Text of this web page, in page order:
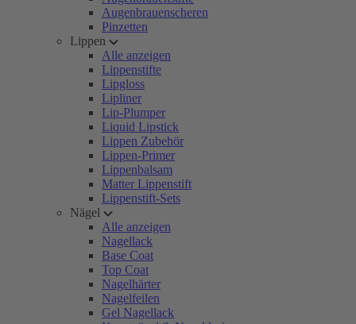
Augenbrauenscheren
Pinzetten
Lippen
Alle anzeigen
Lippenstifte
Lipgloss
Lipliner
Lip-Plumper
Liquid Lipstick
Lippen Zubehör
Lippen-Primer
Lippenbalsam
Matter Lippenstift
Lippenstift-Sets
Nägel
Alle anzeigen
Nagellack
Base Coat
Top Coat
Nagelhärter
Nagelfeilen
Gel Nagellack